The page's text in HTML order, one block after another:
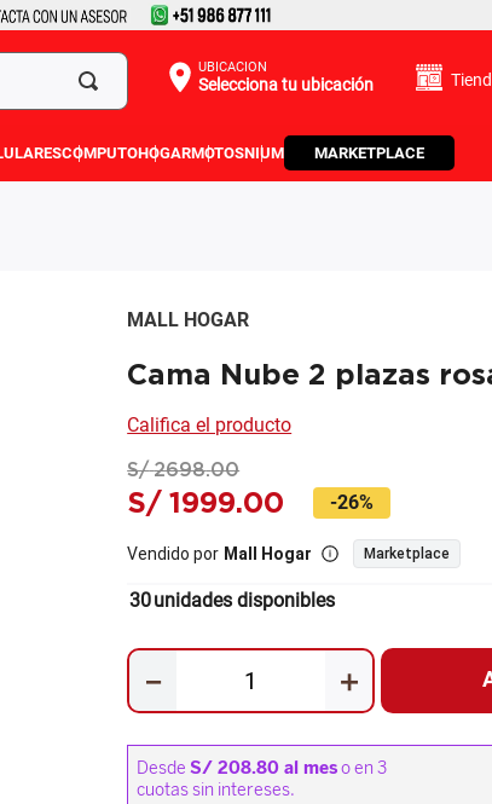
UBICACIÓN
Selecciona tu ubicación
COMPUTOHOGARMOTOSNIUM MARKETPLACE
MALL HOGAR
Cama Nube 2 plazas
Califica el producto
S/ 2698.00
S/ 1999.00 -26%
Vendido por Mall Hogar Marketplace
30unidades disponibles
＋
－